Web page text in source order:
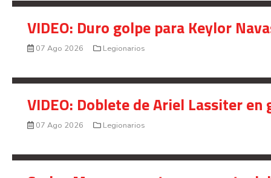
VIDEO: Duro golpe para Keylor
07 Ago 2026 Legionarios
VIDEO: Doblete de Ariel Lassiter
07 Ago 2026 Legionarios